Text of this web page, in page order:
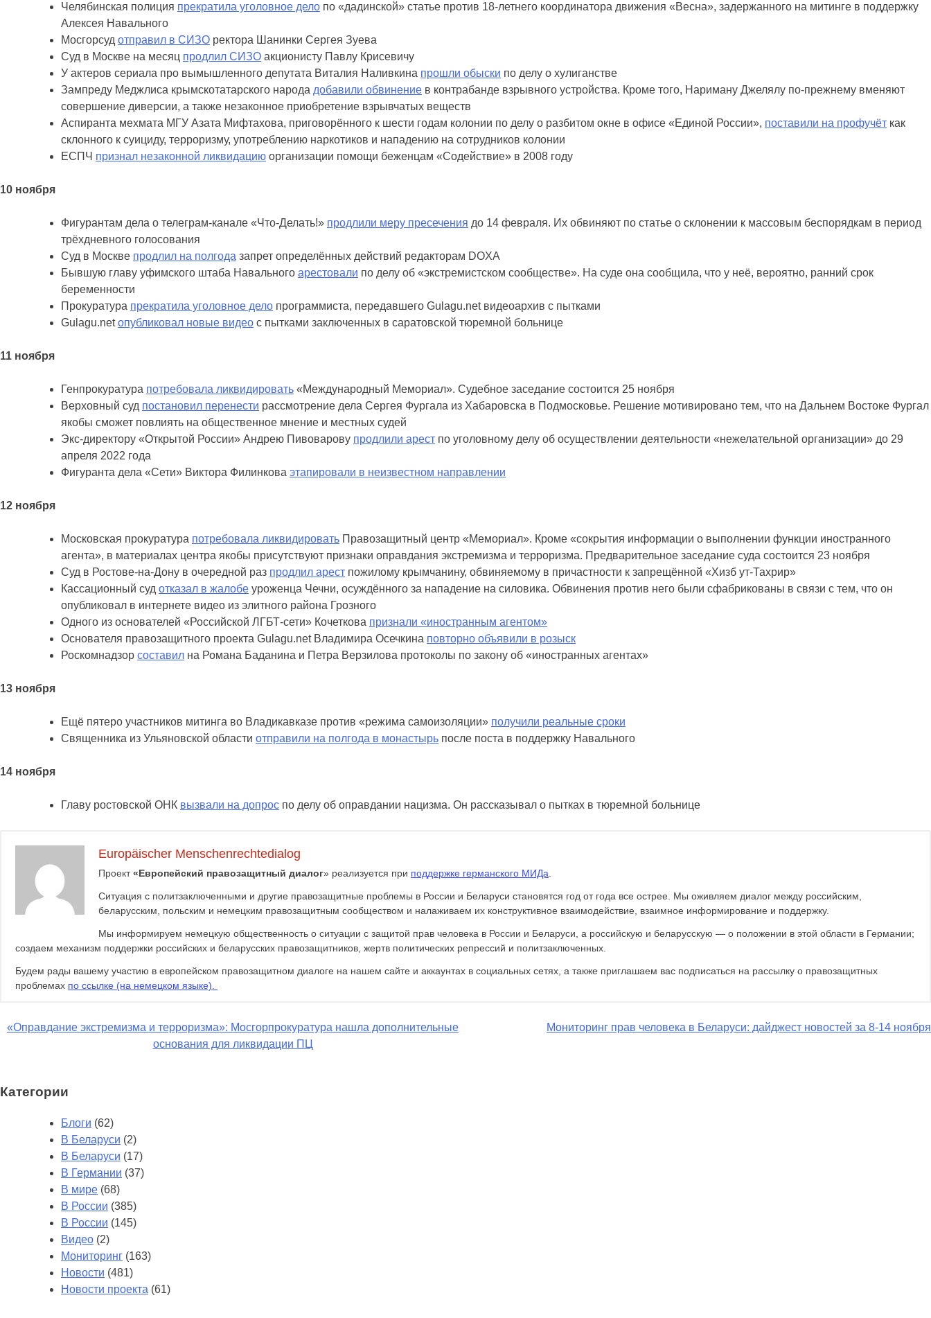
Челябинская полиция прекратила уголовное дело по «дадинской» статье против 18-летнего координатора движения «Весна», задержанного на митинге в поддержку
Алексея Навального
Мосгорсуд отправил в СИЗО ректора Шанинки Сергея Зуева
Суд в Москве на месяц продлил СИЗО акционисту Павлу Крисевичу
У актеров сериала про вымышленного депутата Виталия Наливкина прошли обыски по делу о хулиганстве
Зампреду Меджлиса крымскотатарского народа добавили обвинение в контрабанде взрывного устройства. Кроме того, Нариману Джелялу по-прежнему вменяют
совершение диверсии, а также незаконное приобретение взрывчатых веществ
Аспиранта мехмата МГУ Азата Мифтахова, приговорённого к шести годам колонии по делу о разбитом окне в офисе «Единой России», поставили на профучёт как
склонного к суициду, терроризму, употреблению наркотиков и нападению на сотрудников колонии
ЕСПЧ признал незаконной ликвидацию организации помощи беженцам «Содействие» в 2008 году
10 ноября
Фигурантам дела о телеграм-канале «Что-Делать!» продлили меру пресечения до 14 февраля. Их обвиняют по статье о склонении к массовым беспорядкам в период
трёхдневного голосования
Суд в Москве продлил на полгода запрет определённых действий редакторам DOXA
Бывшую главу уфимского штаба Навального арестовали по делу об «экстремистском сообществе». На суде она сообщила, что у неё, вероятно, ранний срок
беременности
Прокуратура прекратила уголовное дело программиста, передавшего Gulagu.net видеоархив с пытками
Gulagu.netопубликовал новые видео с пытками заключенных в саратовской тюремной больнице
11 ноября
Генпрокуратура потребовала ликвидировать «Международный Мемориал». Судебное заседание состоится 25 ноября
Верховный суд постановил перенести рассмотрение дела Сергея Фургала из Хабаровска в Подмосковье. Решение мотивировано тем, что на Дальнем Востоке Фургал
якобы сможет повлиять на общественное мнение и местных судей
Экс-директору «Открытой России» Андрею Пивоварову продлили арест по уголовному делу об осуществлении деятельности «нежелательной организации» до 29
апреля 2022 года
Фигуранта дела «Сети» Виктора Филинкова этапировали в неизвестном направлении
12 ноября
Московская прокуратура потребовала ликвидировать Правозащитный центр «Мемориал». Кроме «сокрытия информации о выполнении функции иностранного
агента», в материалах центра якобы присутствуют признаки оправдания экстремизма и терроризма. Предварительное заседание суда состоится 23 ноября
Суд в Ростове-на-Дону в очередной раз продлил арест пожилому крымчанину, обвиняемому в причастности к запрещённой «Хизб ут-Тахрир»
Кассационный суд отказал в жалобе уроженца Чечни, осуждённого за нападение на силовика. Обвинения против него были сфабрикованы в связи с тем, что он
опубликовал в интернете видео из элитного района Грозного
Одного из основателей «Российской ЛГБТ‑сети» Кочеткова признали «иностранным агентом»
Основателя правозащитного проекта Gulagu.net Владимира Осечкина повторно объявили в розыск
Роскомнадзор составил на Романа Баданина и Петра Верзилова протоколы по закону об «иностранных агентах»
13 ноября
Ещё пятеро участников митинга во Владикавказе против «режима самоизоляции» получили реальные сроки
Священника из Ульяновской области отправили на полгода в монастырь после поста в поддержку Навального
14 ноября
Главу ростовской ОНК вызвали на допрос по делу об оправдании нацизма. Он рассказывал о пытках в тюремной больнице
Europäischer Menschenrechtedialog
Проект«Европейский правозащитный диалог» реализуется при поддержке германского МИДа.
Ситуация с политзаключенными и другие правозащитные проблемы в России и Беларуси становятся год от года все острее. Мы оживляем диалог между российским,
беларусским, польским и немецким правозащитным сообществом и налаживаем их конструктивное взаимодействие, взаимное информирование и поддержку.
Мы информируем немецкую общественность о ситуации с защитой прав человека в России и Беларуси, а российскую и беларусскую — о положении в этой области в Германии;
создаем механизм поддержки российских и беларусских правозащитников, жертв политических репрессий и политзаключенных.
Будем рады вашему участию в европейском правозащитном диалоге на нашем сайте и аккаунтах в социальных сетях, а также приглашаем вас подписаться на рассылку о правозащитных
проблемах по ссылке (на немецком языке).
Навигация
«Оправдание экстремизма и терроризма»: Мосгорпрокуратура нашла дополнительные
основания для ликвидации ПЦ
Мониторинг прав человека в Беларуси: дайджест новостей за 8-14 ноября
Категории
Блоги (62)
В Беларуси (2)
В Беларуси (17)
В Германии (37)
В мире (68)
В России (385)
В России (145)
Видео (2)
Мониторинг (163)
Новости (481)
Новости проекта (61)